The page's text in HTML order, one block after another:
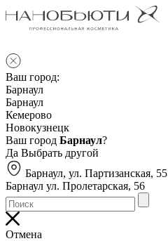
Ваш город:
Барнаул
Барнаул
Кемерово
Новокузнецк
Ваш город Барнаул?
Да Выбрать другой
Барнаул, ул. Партизанская, 55
Барнаул ул. Пролетарская, 56
Отмена